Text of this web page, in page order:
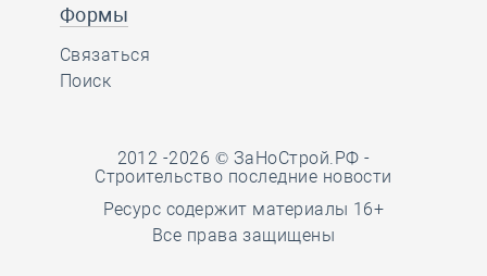
Формы
Связаться
Поиск
2012 -2026 © ЗаНоСтрой.РФ -
Строительство последние новости
Ресурс содержит материалы 16+
Все права защищены